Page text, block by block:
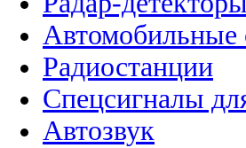
Автомобильные
Радиостанции
Спецсигналы
Автозвук